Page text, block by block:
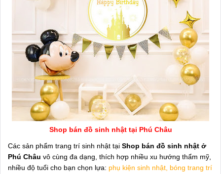
Shop bán đồ sinh nhật tại Phú Châu
Các sản phẩm trang trí sinh nhật tại Shop bán đồ sinh nhật ở
Phú Châu vô cùng đa dạng, thích hợp nhiều xu hướng thẩm mỹ,
nhiều độ tuổi cho bạn chọn lựa: phụ kiện sinh nhật, bóng trang trí